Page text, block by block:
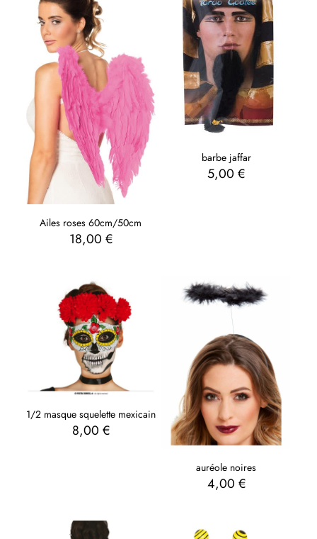
Ailes roses 60cm/50cm
18,00 €
barbe jaffar
5,00 €
1/2 masque squelette mexicain
8,00 €
auréole noires
4,00 €